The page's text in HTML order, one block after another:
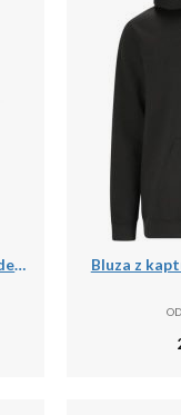
Bluza męska Rossignol Blackside Fleece Fz Bluza z